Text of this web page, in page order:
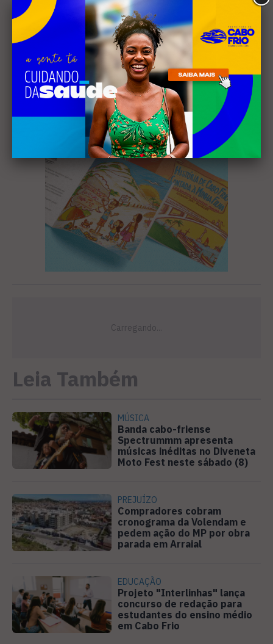
Receba nossa
newsletter
Leia Também
MÚSICA
Banda cabo-friense
Spectrummm apresenta
músicas inéditas no Diveneta
Moto Fest neste sábado (8)
PREJUÍZO
Compradores cobram
cronograma da Volendam e
pedem ação do MP por obra
parada em Arraial
EDUCAÇÃO
Projeto "Interlinhas" lança
concurso de redação para
estudantes do ensino médio
em Cabo Frio